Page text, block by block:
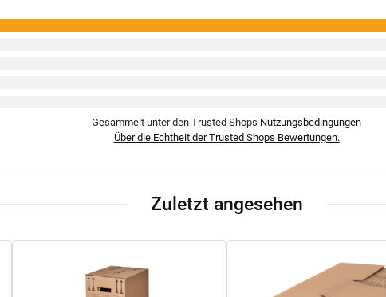
Gesammelt unter den Trusted Shops Nutzungsbedingungen
Über die Echtheit der Trusted Shops Bewertungen.
Zuletzt angesehen